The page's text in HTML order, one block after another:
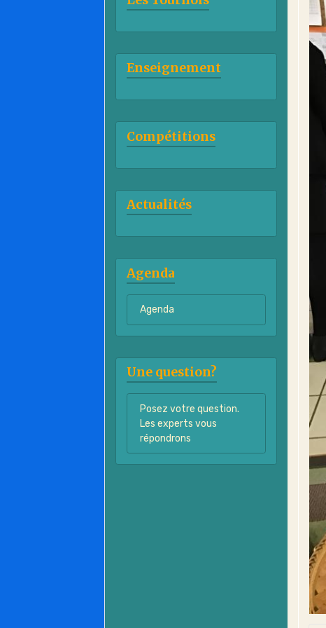
Enseignement
Compétitions
Actualités
Agenda
Agenda
Une question?
Posez votre question.
Les experts vous
répondrons